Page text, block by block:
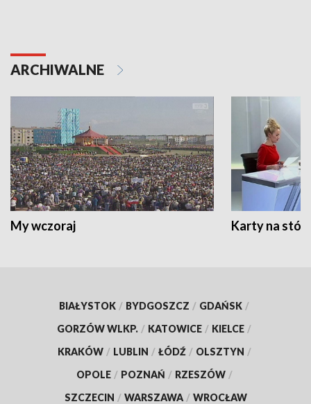
ARCHIWALNE
My wczoraj Karty na
BIAŁYSTOK / BYDGOSZCZ / GDAŃSK /
GORZÓW WLKP. / KATOWICE / KIELCE /
KRAKÓW / LUBLIN / ŁÓDŹ / OLSZTYN /
OPOLE / POZNAŃ / RZESZÓW /
SZCZECIN / WARSZAWA / WROCŁAW